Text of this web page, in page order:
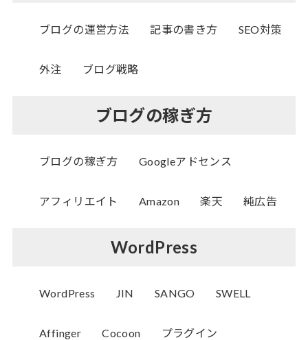
ブログの運営方法 記事の書き方 SEO対策
外注 ブログ戦略
ブログの稼ぎ方
ブログの稼ぎ方 Googleアドセンス
アフィリエイト Amazon 楽天 純広告
WordPress
WordPress JIN SANGO SWELL
Affinger Cocoon プラグイン